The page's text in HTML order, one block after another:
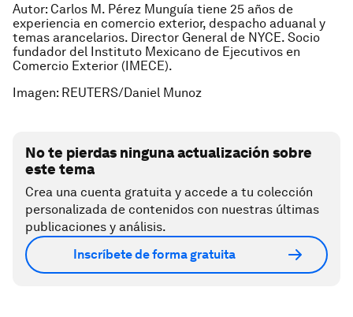
Autor: Carlos M. Pérez Munguía tiene 25 años de
experiencia en comercio exterior, despacho aduanal y
temas arancelarios. Director General de NYCE. Socio
fundador del Instituto Mexicano de Ejecutivos en
Comercio Exterior (IMECE).
Imagen: REUTERS/Daniel Munoz
No te pierdas ninguna actualización sobre
este tema
Crea una cuenta gratuita y accede a tu colección
personalizada de contenidos con nuestras últimas
publicaciones y análisis.
Inscríbete de forma gratuita